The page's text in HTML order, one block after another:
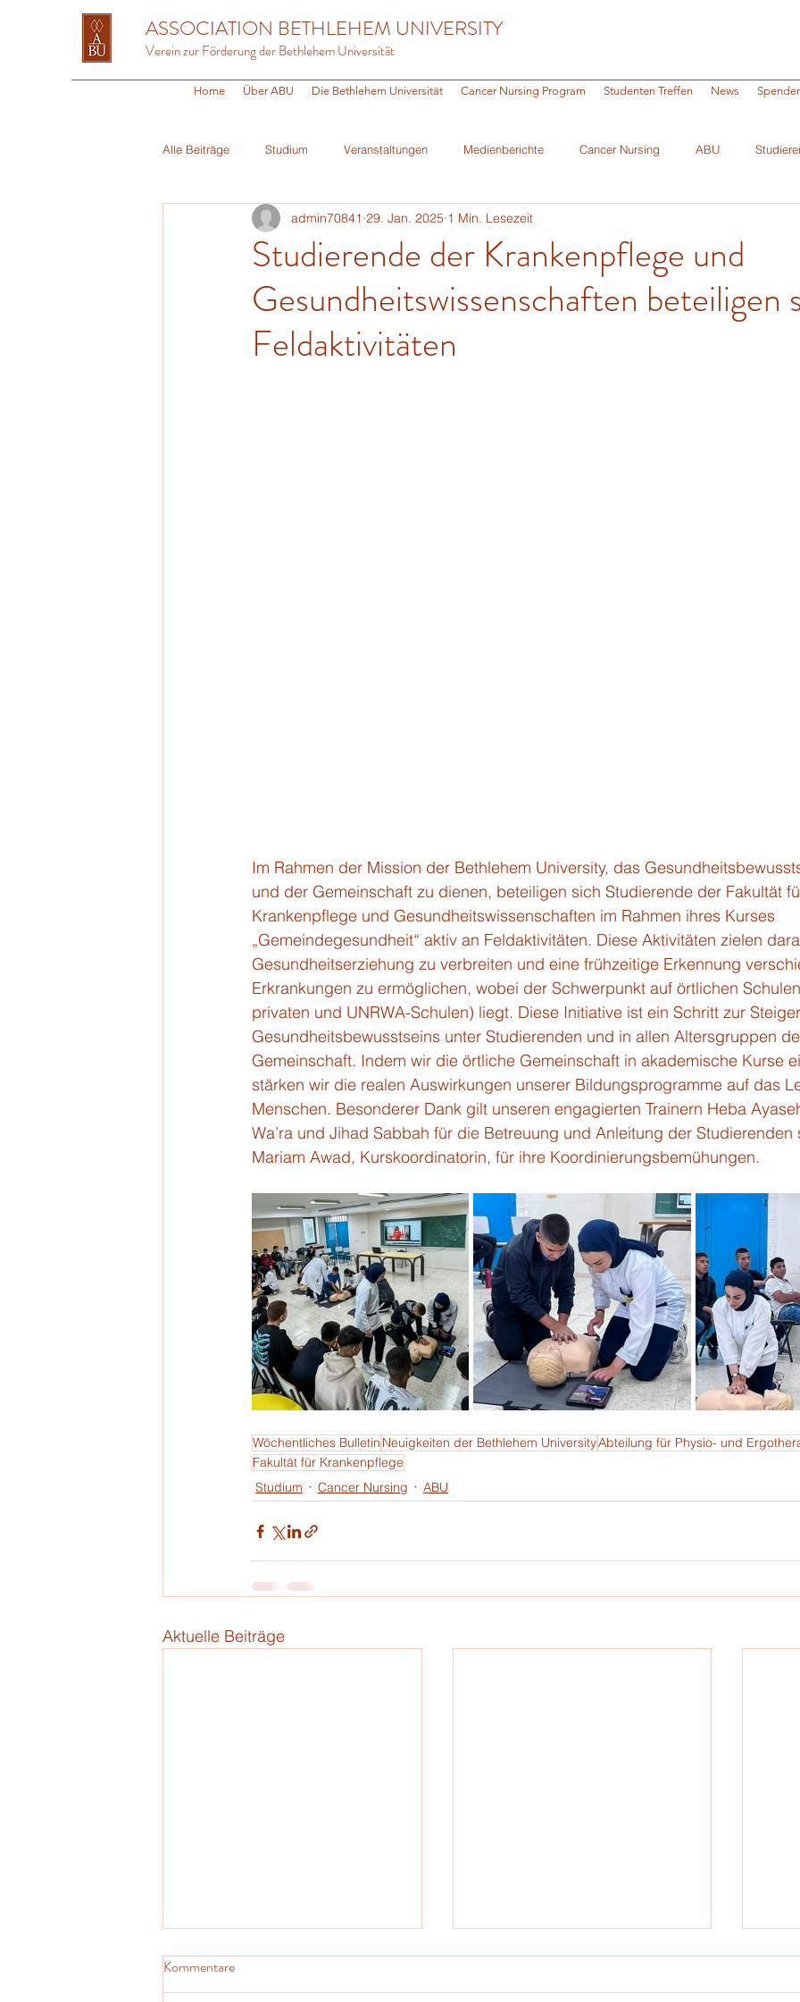
ASSOCIATION BETHLEHEM UNIVERSITY
Verein zur Förderung der Bethlehem Universität
Home Über ABU Die Bethlehem Universität Cancer Nursing Program Studenten Treffen News
Alle Beiträge Studium Veranstaltungen Medienberichte Cancer Nursing ABU
Fundraising Alumni
Studierende der Krankenpflege und
Gesundheitswissenschaften beteiligen
Feldaktivitäten
admin70841 29. Jan. 2025 1 Min. Lesezeit
Im Rahmen der Mission der Bethlehem University, das
und der Gemeinschaft zu dienen, beteiligen sich Studierende der Fakultät
Krankenpflege und Gesundheitswissenschaften im Rahmen ihres Kurses
„Gemeindegesundheit“ aktiv an Feldaktivitäten. Diese Aktivitäten zielen
Gesundheitserziehung zu verbreiten und eine frühzeitige Erkennung
Erkrankungen zu ermöglichen, wobei der Schwerpunkt auf örtlichen
privaten und UNRWA-Schulen) liegt. Diese Initiative ist ein Schritt zur
Gesundheitsbewusstseins unter Studierenden und in allen Altersgruppen
Gemeinschaft. Indem wir die örtliche Gemeinschaft in akademische Kurse
stärken wir die realen Auswirkungen unserer Bildungsprogramme auf das
Menschen. Besonderer Dank gilt unseren engagierten Trainern Heba
Wa’ra und Jihad Sabbah für die Betreuung und Anleitung der
Mariam Awad, Kurskoordinatorin, für ihre Koordinierungsbemühungen.
Wöchentliches Bulletin Neuigkeiten der Bethlehem UniversityAbteilung für Physio- und
Fakultät für Krankenpflege
Studium
Cancer Nursing ABU
Aktuelle Beiträge
Kommentare